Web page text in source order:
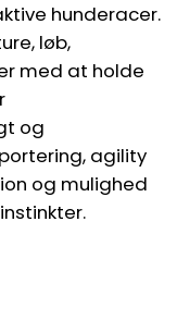
hunderacer.
løb,
med at holde
og
agility
og mulighed